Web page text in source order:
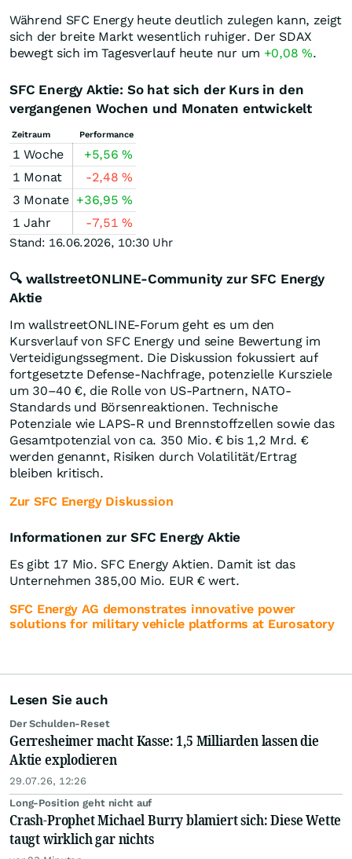
Während SFC Energy heute deutlich zulegen kann, zeigt
sich der breite Markt wesentlich ruhiger. Der SDAX
bewegt sich im Tagesverlauf heute nur um +0,08 %.
SFC Energy Aktie: So hat sich der Kurs in den
vergangenen Wochen und Monaten entwickelt
Zeitraum Performance
1 Woche +5,56%
1 Monat
-2,48%
3 Monate +36,95%
1 Jahr
-7,51%
Stand: 16.06.2026, 10:30 Uhr
🔍 wallstreetONLINE-Community zur SFC Energy
Aktie
Im wallstreetONLINE-Forum geht es um den
Kursverlauf von SFC Energy und seine Bewertung im
Verteidigungssegment. Die Diskussion fokussiert auf
fortgesetzte Defense-Nachfrage, potenzielle Kursziele
um 30–40 €, die Rolle von US-Partnern, NATO-
Standards und Börsenreaktionen. Technische
Potenziale wie LAPS-R und Brennstoffzellen sowie das
Gesamtpotenzial von ca. 350 Mio. € bis 1,2 Mrd. €
werden genannt, Risiken durch Volatilität/Ertrag
bleiben kritisch.
Zur SFC Energy Diskussion
Informationen zur SFC Energy Aktie
Es gibt 17 Mio. SFC Energy Aktien. Damit ist das
Unternehmen 385,00 Mio. EUR € wert.
SFC Energy AG demonstrates innovative power
solutions for military vehicle platforms at Eurosatory
Lesen Sie auch
Der Schulden-Reset
Gerresheimer macht Kasse: 1,5 Milliarden lassen die
Aktie explodieren
29.07.26, 12:26
Long-Position geht nicht auf
Crash-Prophet Michael Burry blamiert sich: Diese Wette
taugt wirklich gar nichts